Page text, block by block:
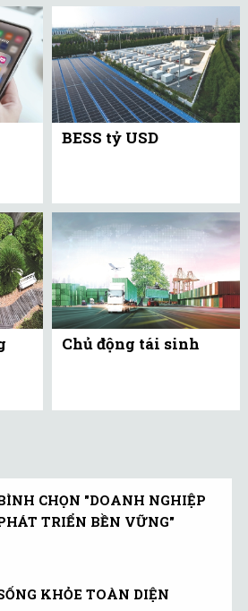
BESS tỷ USD
Chủ động tái sinh
CHỌN "DOANH NGHIỆP
TRIỂN BỀN VỮNG"
KHỎE TOÀN DIỆN